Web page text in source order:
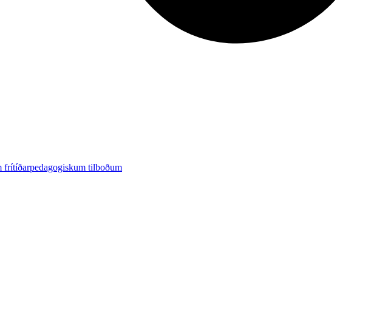
frítíðarpedagogiskum tilboðum